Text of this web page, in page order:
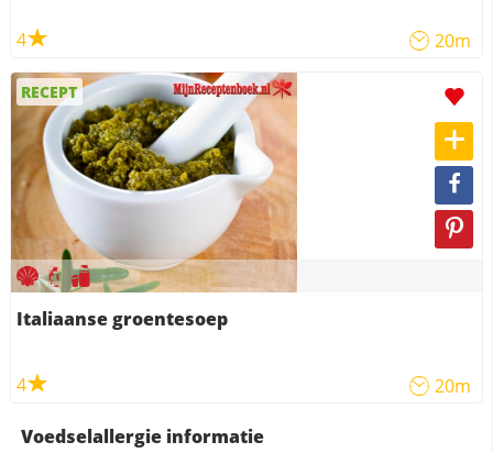
4 20m
RECEPT
Italiaanse groentesoep
4 20m
Voedselallergie informatie